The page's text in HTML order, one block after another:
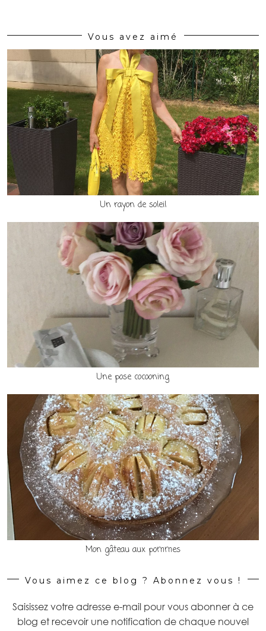
Vous avez aimé
Un rayon de soleil
Une pose cocooning
Mon gâteau aux pommes
Vous aimez ce blog ? Abonnez vous !
Saisissez votre adresse e-mail pour vous abonner à ce
blog et recevoir une notification de chaque nouvel